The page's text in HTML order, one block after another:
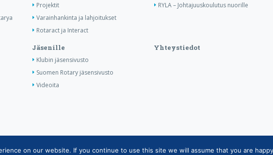
Projektit
Varainhankinta ja lahjoitukset
Rotaract ja Interact
RYLA – Johtajuuskoulutus nuorille
Jäsenille
Klubin jäsensivusto
Suomen Rotary jäsensivusto
Videoita
Yhteystiedot
tietosuojaseloste|Henkilötietojen käsittely Rotarytoiminnassa
on our website. If you continue to use this site we will assume that you are